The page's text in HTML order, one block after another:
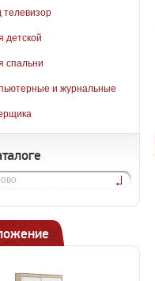
телевизор
детской
спальни
и журнальные